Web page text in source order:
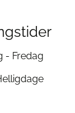
- Fredag